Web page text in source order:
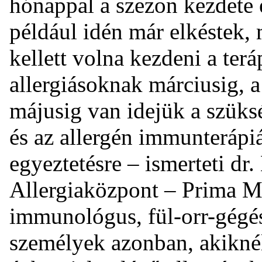
például idén már elkéstek,
kellett volna kezdeni a
allergiásoknak márciusig,
májusig van idejük a
és az allergén
egyeztetésre – ismerteti
Allergiaközpont – Prima
immunológus, fül-orr-
személyek azonban,